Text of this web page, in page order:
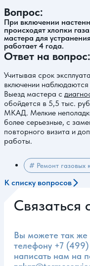
Вопрос:
При включении
происходят хлопки
мастера для
работает 4 года.
Ответ на вопрос:
Учитывая срок
включении
Выезд мастера с
обойдется в 5,5 тыс.
МКАД. Мелкие
более серьезные, с
повторного визита и
работы.
# Ремонт газовых
К списку вопросов
Связаться
Вы можете так же
телефону +7
написать нам на